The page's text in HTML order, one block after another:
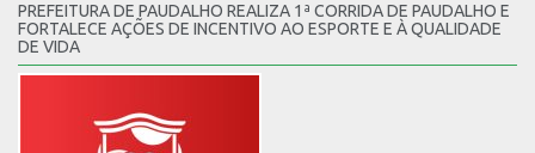
PREFEITURA DE PAUDALHO REALIZA 1ª CORRIDA DE PAUDALHO E
FORTALECE AÇÕES DE INCENTIVO AO ESPORTE E À QUALIDADE
DE VIDA